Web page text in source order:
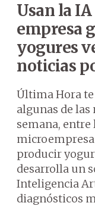
Usan la
empresa
yogures
noticias
Última Hora
algunas de
semana, entre
producir
desarrolla un
Inteligencia
diagnósticos